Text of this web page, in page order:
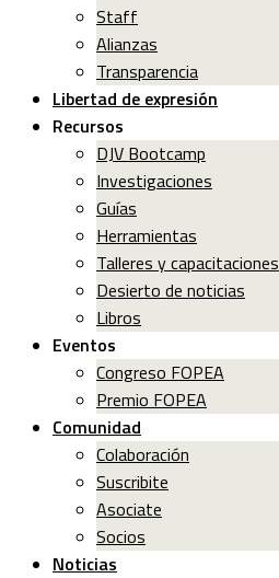
Staff
Alianzas
Transparencia
Libertad de expresión
Recursos
DJV Bootcamp
Investigaciones
Guías
Herramientas
Talleres y capacitaciones
Desierto de noticias
Libros
Eventos
Congreso FOPEA
Premio FOPEA
Comunidad
Colaboración
Suscribite
Asociate
Socios
Noticias